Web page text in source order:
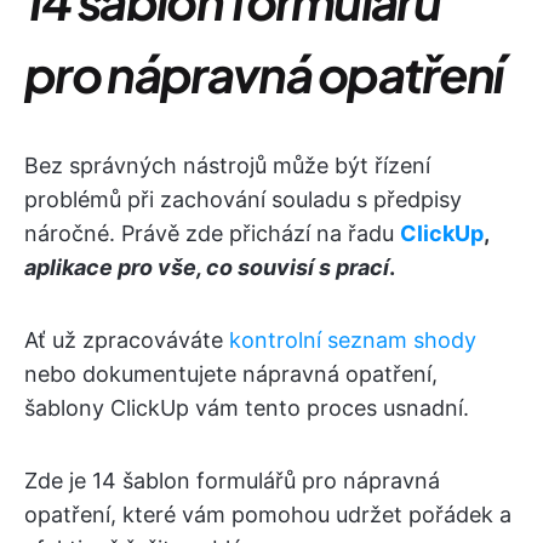
pro nápravná opatření
Bez správných nástrojů může být řízení
problémů při zachování souladu s předpisy
náročné. Právě zde přichází na řadu ClickUp,
aplikace pro vše, co souvisí s prací.
Ať už zpracováváte kontrolní seznam shody
nebo dokumentujete nápravná opatření,
šablony ClickUp vám tento proces usnadní.
Zde je 14 šablon formulářů pro nápravná
opatření, které vám pomohou udržet pořádek a